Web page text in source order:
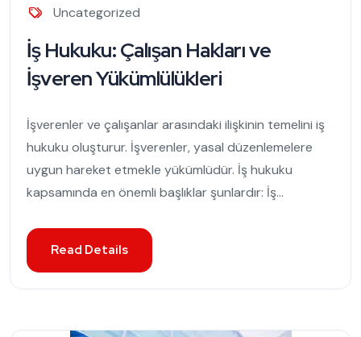
Uncategorized
İş Hukuku: Çalışan Hakları ve
İşveren Yükümlülükleri
İşverenler ve çalışanlar arasındaki ilişkinin temelini iş
hukuku oluşturur. İşverenler, yasal düzenlemelere
uygun hareket etmekle yükümlüdür. İş hukuku
kapsamında en önemli başlıklar şunlardır: İş...
Read Details